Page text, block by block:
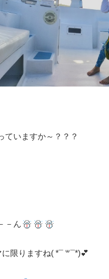
ていますか～？？？
－ん
限りますね( *¯ ꒳¯*)💕